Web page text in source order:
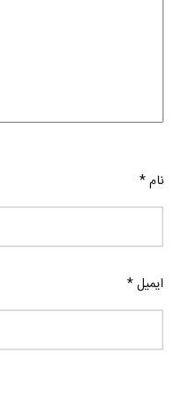
نام*
ایمیل*